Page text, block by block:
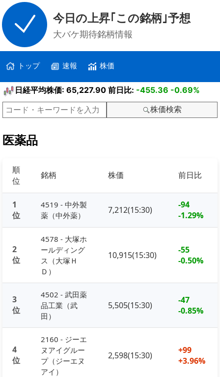
今日の上昇｢この銘柄｣予想
大バケ期待銘柄情報
トップ 速報 株価
日経平均株価: 65,227.90 前日比: -455.36 -0.69%
株価検索
医薬品
順
位
銘柄 株価 前日比
1
位
4519 - 中外製
薬（中外薬）
7,212(15:30)
-94
-1.29%
2
位
4578 - 大塚ホ
ールディング
ス（大塚Ｈ
Ｄ）
10,915(15:30)
-55
-0.50%
3
位
4502 - 武田薬
品工業（武
田）
5,505(15:30)
-47
-0.85%
4
位
2160 - ジーエ
ヌアイグルー
プ（ジーエヌ
アイ）
2,598(15:30)
+99
+3.96%